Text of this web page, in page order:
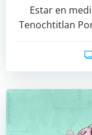
Estar en
Tenochtitlan